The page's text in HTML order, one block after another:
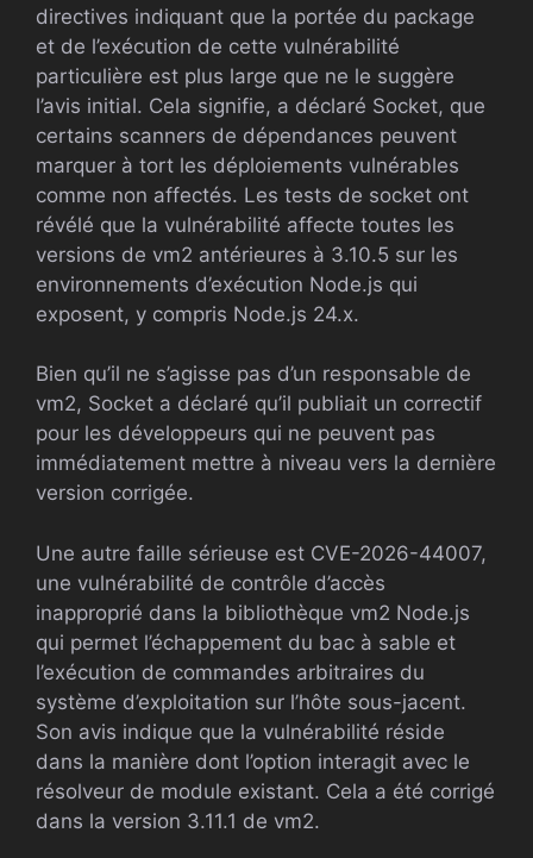
directives indiquant que la portée du package
et de l’exécution de cette vulnérabilité
particulière est plus large que ne le suggère
l’avis initial. Cela signifie, a déclaré Socket, que
certains scanners de dépendances peuvent
marquer à tort les déploiements vulnérables
comme non affectés. Les tests de socket ont
révélé que la vulnérabilité affecte toutes les
versions de vm2 antérieures à 3.10.5 sur les
environnements d’exécution Node.js qui
exposent, y compris Node.js 24.x.
Bien qu’il ne s’agisse pas d’un responsable de
vm2, Socket a déclaré qu’il publiait un correctif
pour les développeurs qui ne peuvent pas
immédiatement mettre à niveau vers la dernière
version corrigée.
Une autre faille sérieuse est CVE-2026-44007,
une vulnérabilité de contrôle d’accès
inapproprié dans la bibliothèque vm2 Node.js
qui permet l’échappement du bac à sable et
l’exécution de commandes arbitraires du
système d’exploitation sur l’hôte sous-jacent.
Son avis indique que la vulnérabilité réside
dans la manière dont l’option interagit avec le
résolveur de module existant. Cela a été corrigé
dans la version 3.11.1 de vm2.